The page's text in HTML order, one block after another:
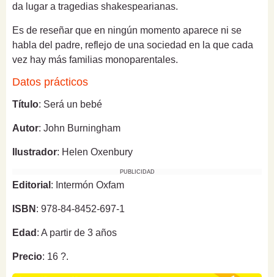
da lugar a tragedias shakespearianas.
Es de reseñar que en ningún momento aparece ni se
habla del padre, reflejo de una sociedad en la que cada
vez hay más familias monoparentales.
Datos prácticos
Título: Será un bebé
Autor: John Burningham
Ilustrador: Helen Oxenbury
PUBLICIDAD
Editorial : Intermón Oxfam
ISBN : 978-84-8452-697-1
Edad : A partir de 3 años
Precio: 16 ?.